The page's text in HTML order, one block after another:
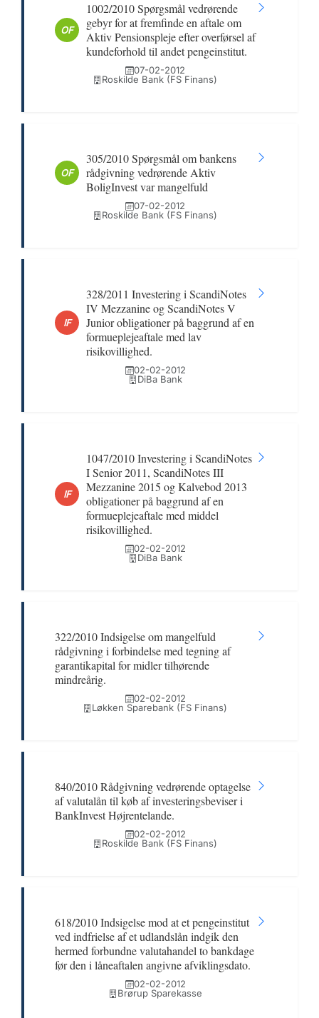
OF
1002/2010 Spørgsmål vedrørende
gebyr for at fremfinde en aftale om
Aktiv Pensionspleje efter overførsel af
kundeforhold til andet pengeinstitut.
07-02-2012
Roskilde Bank (FS Finans)
OF
305/2010 Spørgsmål om bankens
rådgivning vedrørende Aktiv
BoligInvest var mangelfuld
07-02-2012
Roskilde Bank (FS Finans)
IF
328/2011 Investering i ScandiNotes
IV Mezzanine og ScandiNotes V
Junior obligationer på baggrund af en
formueplejeaftale med lav
risikovillighed.
02-02-2012
DiBa Bank
IF
1047/2010 Investering i ScandiNotes
I Senior 2011, ScandiNotes III
Mezzanine 2015 og Kalvebod 2013
obligationer på baggrund af en
formueplejeaftale med middel
risikovillighed.
02-02-2012
DiBa Bank
322/2010 Indsigelse om mangelfuld
rådgivning i forbindelse med tegning af
garantikapital for midler tilhørende
mindreårig.
02-02-2012
Løkken Sparebank (FS Finans)
840/2010 Rådgivning vedrørende optagelse
af valutalån til køb af investeringsbeviser i
BankInvest Højrentelande.
02-02-2012
Roskilde Bank (FS Finans)
618/2010 Indsigelse mod at et pengeinstitut
ved indfrielse af et udlandslån indgik den
hermed forbundne valutahandel to bankdage
før den i låneaftalen angivne afviklingsdato.
02-02-2012
Brørup Sparekasse